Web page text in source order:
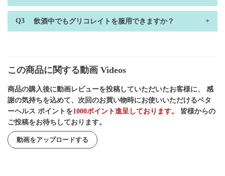
飲酒中でもグリコレイトを服用できますか？
この商品に関する動画 Videos
商品の購入後に動画レビューを投稿していただいたお客様に、 感
謝の気持ちを込めて、次回のお買い物時にお使いいただけるベタ
ーヘルス ポイントを1000ポイント進呈しております。
皆様からの
ご投稿をお待ちしております。
動画をアップロードする